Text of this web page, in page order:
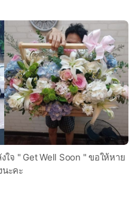
ใจ " Get Well Soon " ขอให้หาย
นะคะ